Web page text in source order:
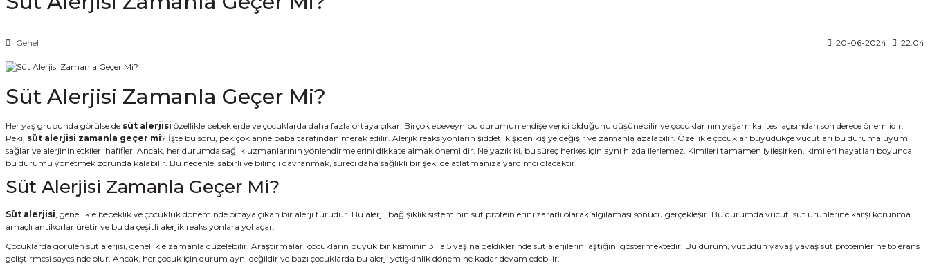
Genel 20-06-2024 22:04
Süt Alerjisi Zamanla Geçer Mi?
Her yaş grubunda görülse de süt alerjisi özellikle bebeklerde ve çocuklarda daha fazla ortaya çıkar. Birçok ebeveyn bu durumun endişe verici olduğunu düşünebilir ve çocuklarının yaşam kalitesi açısından son derece önemlidir.
Peki, süt alerjisi zamanla geçer mi? İşte bu soru, pek çok anne baba tarafından merak edilir. Alerjik reaksiyonların şiddeti kişiden kişiye değişir ve zamanla azalabilir. Özellikle çocuklar büyüdükçe vücutları bu duruma uyum
sağlar ve alerjinin etkileri hafifler. Ancak, her durumda sağlık uzmanlarının yönlendirmelerini dikkate almak önemlidir. Ne yazık ki, bu süreç herkes için aynı hızda ilerlemez. Kimileri tamamen iyileşirken, kimileri hayatları boyunca
bu durumu yönetmek zorunda kalabilir. Bu nedenle, sabırlı ve bilinçli davranmak, süreci daha sağlıklı bir şekilde atlatmanıza yardımcı olacaktır.
Süt Alerjisi Zamanla Geçer Mi?
Süt alerjisi , genellikle bebeklik ve çocukluk döneminde ortaya çıkan bir alerji türüdür. Bu alerji, bağışıklık sisteminin süt proteinlerini zararlı olarak algılaması sonucu gerçekleşir. Bu durumda vücut, süt ürünlerine karşı korunma
amaçlı antikorlar üretir ve bu da çeşitli alerjik reaksiyonlara yol açar.
Çocuklarda görülen süt alerjisi, genellikle zamanla düzelebilir. Araştırmalar, çocukların büyük bir kısmının 3 ila 5 yaşına geldiklerinde süt alerjilerini aştığını göstermektedir. Bu durum, vücudun yavaş yavaş süt proteinlerine tolerans
geliştirmesi sayesinde olur. Ancak, her çocuk için durum aynı değildir ve bazı çocuklarda bu alerji yetişkinlik dönemine kadar devam edebilir.